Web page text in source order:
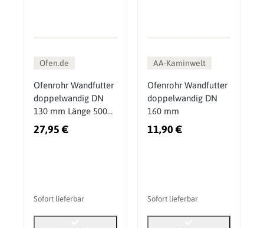
Ofen.de
Ofenrohr Wandfutter
doppelwandig DN
130 mm Länge 500
mm kürzbar
27,95 €
Sofort lieferbar
AA-Kaminwelt
Ofenrohr Wandfutter
doppelwandig DN
160 mm
11,90 €
Sofort lieferbar